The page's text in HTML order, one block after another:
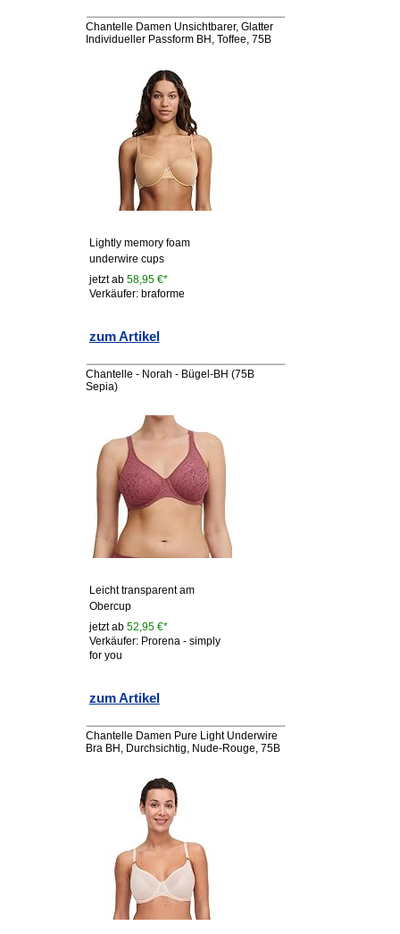
Chantelle Damen Unsichtbarer, Glatter
Individueller Passform BH, Toffee, 75B
Lightly memory foam
underwire cups
jetzt ab 58,95 €*
Verkäufer: braforme
zum Artikel
Chantelle - Norah - Bügel-BH (75B
Sepia)
Leicht transparent am
Obercup
jetzt ab 52,95 €*
Verkäufer: Prorena - simply
for you
zum Artikel
Chantelle Damen Pure Light Underwire
Bra BH, Durchsichtig, Nude-Rouge, 75B